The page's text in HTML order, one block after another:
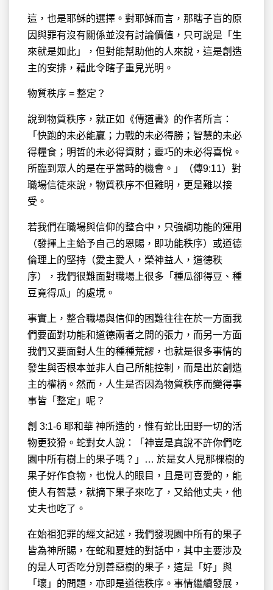
這，也是耶穌的選擇。對耶穌而言，那瞎子盲的原
因與罪有沒有關係並沒有討論價值，只可說是「生
來就是如此」，但對能幫助他的人來說，這是創造
主的安排，藉此令瞎子重見光明。
物質秩序 = 整定？
說到物質秩序，就正如《傳道書》的作者所言：
「快跑的未必能贏；力戰的未必得勝；智慧的未必
得糧食；明哲的未必得資財；靈巧的未必得喜悅。
所臨到眾人的是在乎當時的機會。」（傳9:11）對
職場信徒來說，物質秩序不但難明，更是難以接
受。
若我們在職場與信仰的整合中，只強調功能的運用
（發揮上主給予自己的恩賜，即功能秩序）或道德
倫理上的堅持（愛主愛人，榮神益人，道德秩
序），我們很難面對職場上很多「種瓜卻得豆、種
豆竟得瓜」的處境。
事實上，整合職場與信仰的困難往往在於一方面我
們要面對功能和道德兩者之間的張力，而另一方面
我們又要面對人生的種種荒謬，也就是很多事情的
發生與否根本並非人自己所能控制，而是出於創造
主的權柄。然而，人生是否因為物質秩序而變得事
事皆「整定」呢？
創 3:1-6 耶和華 神所造的，惟有蛇比田野一切的活
物更狡猾。蛇對女人說：「神豈是真說不許你們吃
園中所有樹上的果子嗎？」… 於是女人見那棵樹的
果子好作食物，也悅人的眼目，且是可喜愛的，能
使人有智慧，就摘下果子來吃了，又給他丈夫，他
丈夫也吃了。
在始祖犯罪的經文記述，我們發現園中所有的果子
皆為神所賜，在蛇和夏娃的對話中，其中主要涉及
的是人可否吃分別善惡樹的果子，這是「好」與
「壞」的問題，亦即是道德秩序。事情繼續發展，